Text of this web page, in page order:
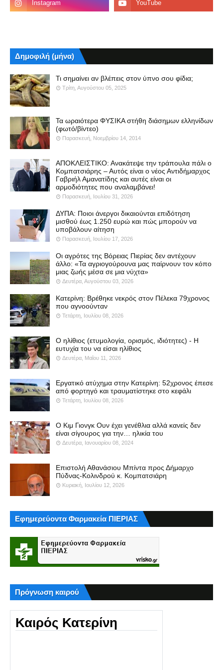
Δημοφιλή (μήνα)
Τι σημαίνει αν βλέπεις στον ύπνο σου φίδια;
Τρίτη, Αυγούστου 05, 2025
Τα ωραιότερα ΦΥΣΙΚΑ στήθη διάσημων ελληνίδων
(φωτό/βίντεο)
Παρασκευή, Νοεμβρίου 14, 2014
ΑΠΟΚΛΕΙΣΤΙΚΟ: Ανακάτεψε την τράπουλα πάλι ο
Κομπατσιάρης – Αυτός είναι ο νέος Αντιδήμαρχος
Γαβριήλ Αμανατίδης και αυτές είναι οι
αρμοδιότητες που αναλαμβάνει!
Παρασκευή, Ιουλίου 31, 2026
ΔΥΠΑ: Ποιοι άνεργοι δικαιούνται επιδότηση
μισθού έως 1.250 ευρώ και πώς μπορούν να
υποβάλουν αίτηση
Παρασκευή, Ιουλίου 17, 2026
Οι αγρότες της Βόρειας Πιερίας δεν αντέχουν
άλλο: «Τα αγριογούρουνα μας παίρνουν τον κόπο
μιας ζωής μέσα σε μια νύχτα»
Δευτέρα, Αυγούστου 03, 2026
Κατερίνη: Βρέθηκε νεκρός στον Πέλεκα 79χρονος
που αγνοούνταν
Τετάρτη, Ιουλίου 08, 2026
Ο ηλίθιος (ετυμολογία, ορισμός, ιδιότητες) - Η
ευτυχία του να είσαι ηλίθιος
Δευτέρα, Μαΐου 11, 2026
Εργατικό ατύχημα στην Κατερίνη: 52χρονος έπεσε
από φορτηγό και τραυματίστηκε στο κεφάλι
Τετάρτη, Ιουλίου 08, 2026
Ο Κιμ Γιονγκ Ουν έχει γενέθλια αλλά κανείς δεν
είναι σίγουρος για την… ηλικία του
Δευτέρα, Ιανουαρίου 08, 2024
Επιστολή Αθανάσιου Μπίντα προς Δήμαρχο
Πύδνας-Κολινδρού κ. Κομπατσιάρη
Κυριακή, Ιουλίου 12, 2026
Εφημερεύοντα Φαρμακεία ΠΙΕΡΙΑΣ
Πρόγνωση καιρού
Καιρός Κατερίνη